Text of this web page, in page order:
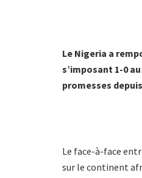
Le Nigeria a
s’imposant 1-0
promesses
Le face-à-face
sur le continent